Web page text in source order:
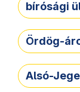
bírósági
Ördög-
Alsó-